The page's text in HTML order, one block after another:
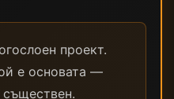
проект.
е основата —